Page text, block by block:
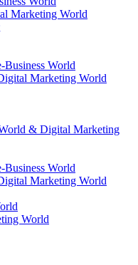
Marketing World
World
Marketing World
& Digital Marketing
World
Marketing World
World